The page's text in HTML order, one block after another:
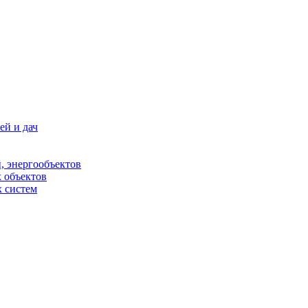
и дач
систем